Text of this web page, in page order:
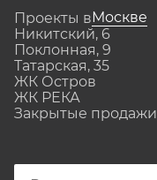
Проекты вМоскве
Никитский, 6
Поклонная, 9
Татарская, 35
ЖК Остров
ЖК РЕКА
Закрытые продажи